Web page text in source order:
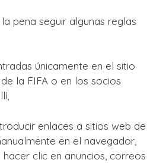
pena seguir algunas reglas
únicamente en el sitio
la FIFA o en los socios
enlaces a sitios web de
en el navegador,
hacer clic en anuncios, correos